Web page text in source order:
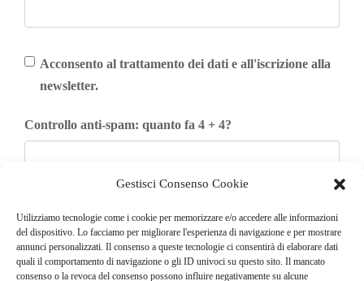
Gestisci Consenso Cookie
Utilizziamo tecnologie come i cookie per memorizzare e/o accedere alle informazioni
del dispositivo. Lo facciamo per migliorare l'esperienza di navigazione e per mostrare
annunci personalizzati. Il consenso a queste tecnologie ci consentirà di elaborare dati
quali il comportamento di navigazione o gli ID univoci su questo sito. Il mancato
consenso o la revoca del consenso possono influire negativamente su alcune
Acconsento al trattamento dei dati e all'iscrizione alla
newsletter.
Controllo anti-spam: quanto fa 4 + 4?
Iscriviti